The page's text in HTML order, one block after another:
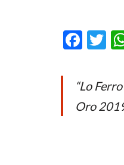
F
e
b
o
T
itt
er
“Lo
Oro